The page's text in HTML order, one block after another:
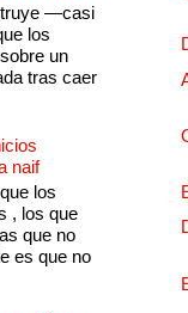
—casi
los
un
tras caer
naif
los
, los que
que no
es que no